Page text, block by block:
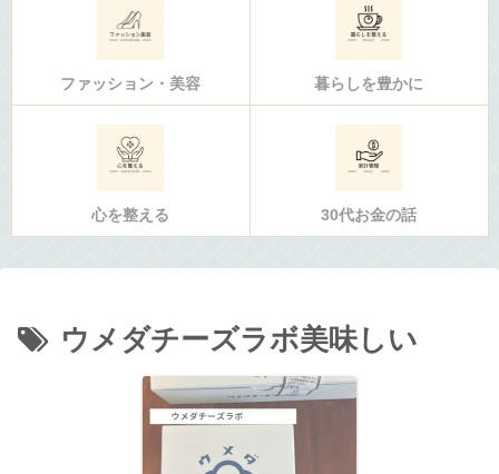
ファッション・美容 暮らしを豊かに
心を整える 30代お金の話
ウメダチーズラボ美味しい